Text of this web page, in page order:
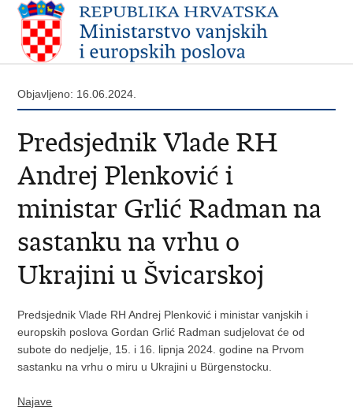
Objavljeno: 16.06.2024.
Predsjednik Vlade RH
Andrej Plenković i
ministar Grlić Radman na
sastanku na vrhu o
Ukrajini u Švicarskoj
Predsjednik Vlade RH Andrej Plenković i ministar vanjskih i
europskih poslova Gordan Grlić Radman sudjelovat će od
subote do nedjelje, 15. i 16. lipnja 2024. godine na Prvom
sastanku na vrhu o miru u Ukrajini u Bürgenstocku.
Najave